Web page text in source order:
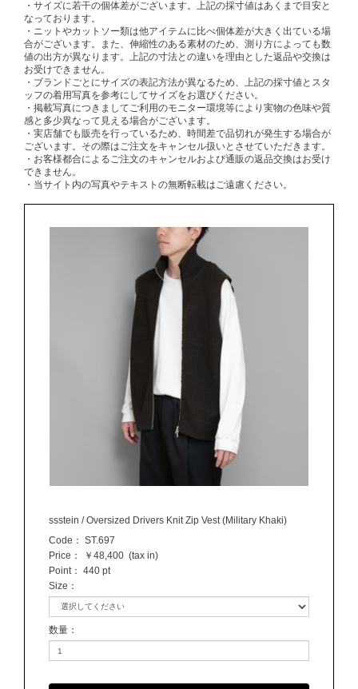
・サイズに若干の個体差がございます。上記の採寸値はあくまで目安と
なっております。
・ニットやカットソー類は他アイテムに比べ個体差が大きく出ている場
合がございます。また、伸縮性のある素材のため、測り方によっても数
値の出方が異なります。上記の寸法との違いを理由とした返品や交換は
お受けできません。
・ブランドごとにサイズの表記方法が異なるため、上記の採寸値とスタ
ッフの着用写真を参考にしてサイズをお選びください。
・掲載写真につきましてご利用のモニター環境等により実物の色味や質
感と多少異なって見える場合がございます。
・実店舗でも販売を行っているため、時間差で品切れが発生する場合が
ございます。その際はご注文をキャンセル扱いとさせていただきます。
・お客様都合によるご注文のキャンセルおよび通販の返品交換はお受け
できません。
・当サイト内の写真やテキストの無断転載はご遠慮ください。
ssstein / Oversized Drivers Knit Zip Vest (Military Khaki)
Code： ST.697
Price：
￥48,400 (tax in)
Point： 440 pt
Size ：
数量 ：